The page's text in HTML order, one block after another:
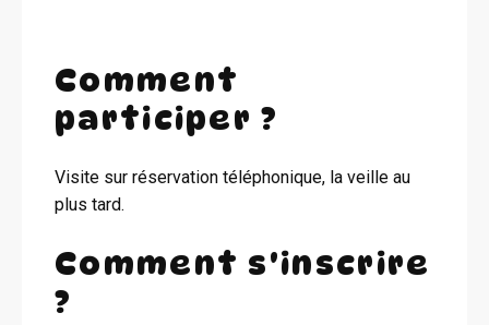
Comment
participer ?
Visite sur réservation téléphonique, la veille au
plus tard.
Comment s'inscrire
?